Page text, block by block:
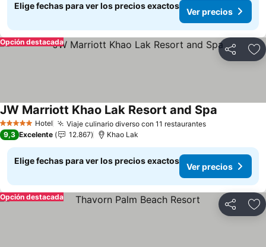
Elige fechas para ver los precios exactos
Ver precios
Compartir
Opción destacada
5 Estrellas Hotel Viaje culinario diverso con 11 restaurantesVer precios
JW Marriott Khao Lak Resort and Spa
9,3 Excelente 12.867 Khao Lak
Elige fechas para ver los precios exactos
Ver precios
Compartir
Opción destacada